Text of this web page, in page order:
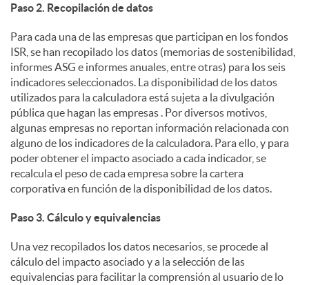
Paso 2. Recopilación de datos
Para cada una de las empresas que participan en los fondos
ISR, se han recopilado los datos (memorias de sostenibilidad,
informes ASG e informes anuales, entre otras) para los seis
indicadores seleccionados. La disponibilidad de los datos
utilizados para la calculadora está sujeta a la divulgación
pública que hagan las empresas . Por diversos motivos,
algunas empresas no reportan información relacionada con
alguno de los indicadores de la calculadora. Para ello, y para
poder obtener el impacto asociado a cada indicador, se
recalcula el peso de cada empresa sobre la cartera
corporativa en función de la disponibilidad de los datos.
Paso 3. Cálculo y equivalencias
Una vez recopilados los datos necesarios, se procede al
cálculo del impacto asociado y a la selección de las
equivalencias para facilitar la comprensión al usuario de lo